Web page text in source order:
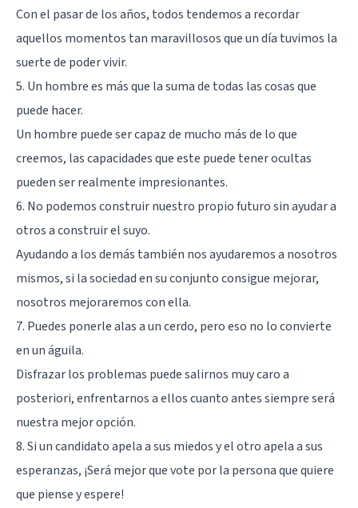
Con el pasar de los años, todos tendemos a recordar
aquellos momentos tan maravillosos que un día tuvimos la
suerte de poder vivir.
5. Un hombre es más que la suma de todas las cosas que
puede hacer.
Un hombre puede ser capaz de mucho más de lo que
creemos, las capacidades que este puede tener ocultas
pueden ser realmente impresionantes.
6. No podemos construir nuestro propio futuro sin ayudar a
otros a construir el suyo.
Ayudando a los demás también nos ayudaremos a nosotros
mismos, si la sociedad en su conjunto consigue mejorar,
nosotros mejoraremos con ella.
7. Puedes ponerle alas a un cerdo, pero eso no lo convierte
en un águila.
Disfrazar los problemas puede salirnos muy caro a
posteriori, enfrentarnos a ellos cuanto antes siempre será
nuestra mejor opción.
8. Si un candidato apela a sus miedos y el otro apela a sus
esperanzas, ¡Será mejor que vote por la persona que quiere
que piense y espere!